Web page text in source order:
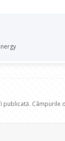
publicată. Câmpurile